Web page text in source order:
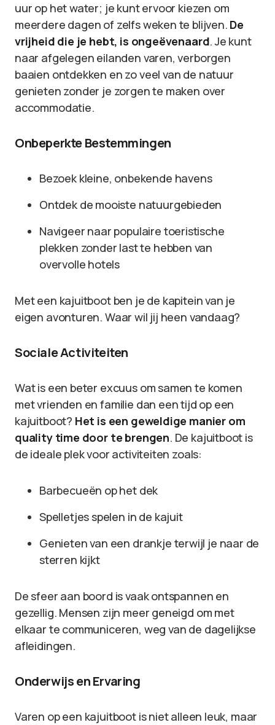
uur op het water; je kunt ervoor kiezen om
meerdere dagen of zelfs weken te blijven. De
vrijheid die je hebt, is ongeëvenaard. Je kunt
naar afgelegen eilanden varen, verborgen
baaien ontdekken en zo veel van de natuur
genieten zonder je zorgen te maken over
accommodatie.
Onbeperkte Bestemmingen
Bezoek kleine, onbekende havens
Ontdek de mooiste natuurgebieden
Navigeer naar populaire toeristische
plekken zonder last te hebben van
overvolle hotels
Met een kajuitboot ben je de kapitein van je
eigen avonturen. Waar wil jij heen vandaag?
Sociale Activiteiten
Wat is een beter excuus om samen te komen
met vrienden en familie dan een tijd op een
kajuitboot? Het is een geweldige manier om
quality time door te brengen. De kajuitboot is
de ideale plek voor activiteiten zoals:
Barbecueën op het dek
Spelletjes spelen in de kajuit
Genieten van een drankje terwijl je naar de
sterren kijkt
De sfeer aan boord is vaak ontspannen en
gezellig. Mensen zijn meer geneigd om met
elkaar te communiceren, weg van de dagelijkse
afleidingen.
Onderwijs en Ervaring
Varen op een kajuitboot is niet alleen leuk, maar